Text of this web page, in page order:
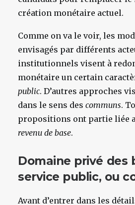
création monétaire actuel.
Comme on va le voir, les
envisagés par différents
institutionnels visent à
monétaire un certain
public. D’autres approches
dans le sens des communs.
propositions ont partie liée
revenu de base.
Domaine privé des
service public, ou
Avant d’entrer dans les